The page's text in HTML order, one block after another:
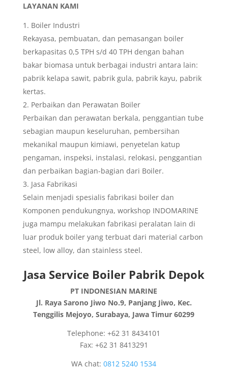
LAYANAN KAMI
Boiler Industri
Rekayasa, pembuatan, dan pemasangan boiler
berkapasitas 0,5 TPH s/d 40 TPH dengan bahan
bakar biomasa untuk berbagai industri antara lain:
pabrik kelapa sawit, pabrik gula, pabrik kayu, pabrik
kertas.
Perbaikan dan Perawatan Boiler
Perbaikan dan perawatan berkala, penggantian tube
sebagian maupun keseluruhan, pembersihan
mekanikal maupun kimiawi, penyetelan katup
pengaman, inspeksi, instalasi, relokasi, penggantian
dan perbaikan bagian-bagian dari Boiler.
Jasa Fabrikasi
Selain menjadi spesialis fabrikasi boiler dan
Komponen pendukungnya, workshop INDOMARINE
juga mampu melakukan fabrikasi peralatan lain di
luar produk boiler yang terbuat dari material carbon
steel, low alloy, dan stainless steel.
Jasa Service Boiler Pabrik Depok
PT INDONESIAN MARINE
Jl. Raya Sarono Jiwo No.9, Panjang Jiwo, Kec.
Tenggilis Mejoyo, Surabaya, Jawa Timur 60299
Telephone: +62 31 8434101
Fax: +62 31 8413291
WA chat:0812 5240 1534